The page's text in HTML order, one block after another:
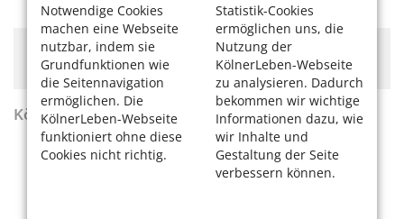
Notwendige Cookies
machen eine Webseite
nutzbar, indem sie
Grundfunktionen wie
die Seitennavigation
ermöglichen. Die
KölnerLeben-Webseite
funktioniert ohne diese
Cookies nicht richtig.
Statistik-Cookies
ermöglichen uns, die
Nutzung der
KölnerLeben-Webseite
zu analysieren. Dadurch
bekommen wir wichtige
Informationen dazu, wie
wir Inhalte und
Gestaltung der Seite
verbessern können.
Hier könnte Werbung stehen, mit der wir uns
finanzieren. Bitte akzeptieren Sie dieCookie-Meldung.
KölnerLeben Sommer 2026